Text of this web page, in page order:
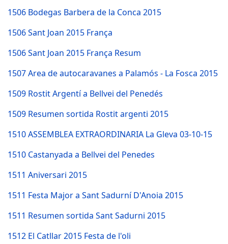
1506 Bodegas Barbera de la Conca 2015
1506 Sant Joan 2015 França
1506 Sant Joan 2015 França Resum
1507 Area de autocaravanes a Palamós - La Fosca 2015
1509 Rostit Argentí a Bellvei del Penedés
1509 Resumen sortida Rostit argenti 2015
1510 ASSEMBLEA EXTRAORDINARIA La Gleva 03-10-15
1510 Castanyada a Bellvei del Penedes
1511 Aniversari 2015
1511 Festa Major a Sant Sadurní D'Anoia 2015
1511 Resumen sortida Sant Sadurni 2015
1512 El Catllar 2015 Festa de l'oli